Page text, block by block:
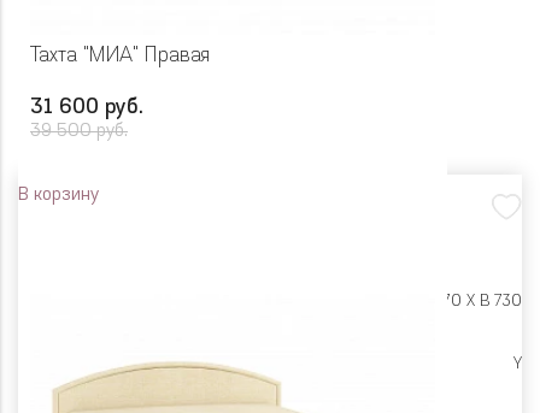
Тахта "МИА" Правая
31 600 руб.
39 500 руб.
В корзину
Ш 1990 X Г 870 X В 730
Y